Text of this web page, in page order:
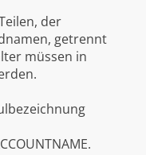
der
getrennt
müssen in